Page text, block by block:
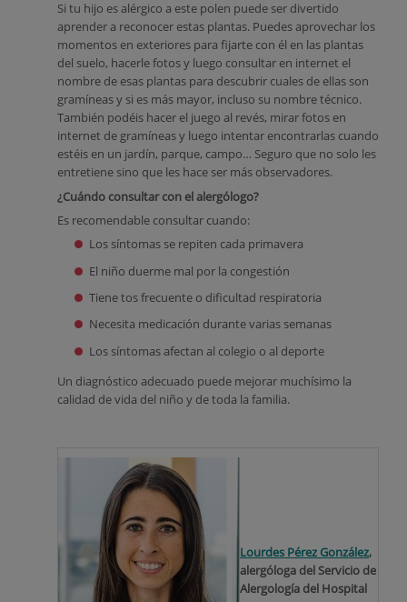
Si tu hijo es alérgico a este polen puede ser divertido
aprender a reconocer estas plantas. Puedes aprovechar los
momentos en exteriores para fijarte con él en las plantas
del suelo, hacerle fotos y luego consultar en internet el
nombre de esas plantas para descubrir cuales de ellas son
gramíneas y si es más mayor, incluso su nombre técnico.
También podéis hacer el juego al revés, mirar fotos en
internet de gramíneas y luego intentar encontrarlas cuando
estéis en un jardín, parque, campo… Seguro que no solo les
entretiene sino que les hace ser más observadores.
¿Cuándo consultar con el alergólogo?
Es recomendable consultar cuando:
Los síntomas se repiten cada primavera
El niño duerme mal por la congestión
Tiene tos frecuente o dificultad respiratoria
Necesita medicación durante varias semanas
Los síntomas afectan al colegio o al deporte
Un diagnóstico adecuado puede mejorar muchísimo la
calidad de vida del niño y de toda la familia.
Lourdes Pérez González,
alergóloga del Servicio de
Alergología del Hospital